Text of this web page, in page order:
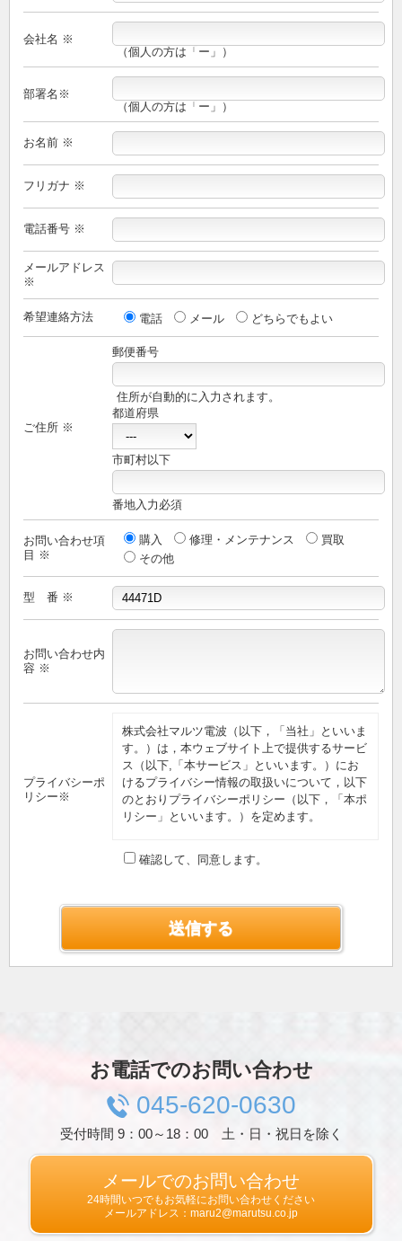
会社名 ※
（個人の方は「ー」）
部署名※
（個人の方は「ー」）
お名前 ※
フリガナ ※
電話番号 ※
メールアドレス
※
希望連絡方法 電話 メール どちらでもよい
ご住所 ※
郵便番号
住所が自動的に入力されます。
都道府県
市町村以下
番地入力必須
お問い合わせ項
目 ※
購入 修理・メンテナンス
買取
その他
型 番 ※
お問い合わせ内
容 ※
プライバシーポ
リシー※
株式会社マルツ電波（以下，「当社」といいま
す。）は，本ウェブサイト上で提供するサービ
ス（以下,「本サービス」といいます。）にお
けるプライバシー情報の取扱いについて，以下
のとおりプライバシーポリシー（以下，「本ポ
リシー」といいます。）を定めます。
第1条（プライバシー情報）
プライバシー情報のうち「個人情報」とは，個
し，生存する個人に関する情報であって，当該
情報に含まれる氏名，生年月日，住所，電話番
号，連絡先その他の記述等により特定の個人を
識別できる情報を指します。
プライバシー情報のうち「履歴情報および特性
郵便番号や性別，職業，年齢，ユーザーのIPア
識別情報などを指します。
第２条（プライバシー情報の収集方法）
当社は，ユーザーが利用登録をする際に氏名，
生年月日，住所，電話番号，メールアドレス，
銀行口座番号，クレジットカード番号，運転免
許証番号などの個人情報をお尋ねすることがあ
確認して、同意します。
お電話でのお問い合わせ
045-620-0630
受付時間 9：00～18：00 土・日・祝日を除く
メールでのお問い合わせ
24時間いつでもお気軽にお問い合わせください
メールアドレス：maru2@marutsu.co.jp